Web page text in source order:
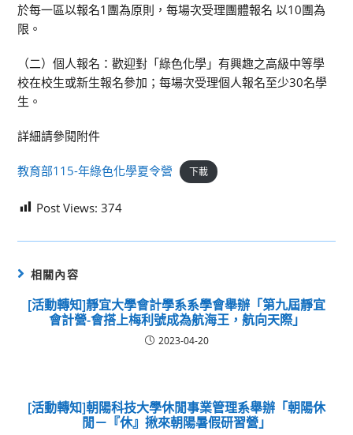
於每一區以報名1團為原則，每場次受理團體報名 以10團為
限。
（二）個人報名：歡迎對「綠色化學」有興趣之高級中等學
校在校生或新生報名參加；每場次受理個人報名至少30名學
生。
詳細請參閱附件
教育部115-年綠色化學夏令營 下載
Post Views: 374
相關內容
[活動轉知]靜宜大學會計學系系學會舉辦「第九屆靜宜
會計營-會搭上梅利號成為航海王，航向天際」
2023-04-20
[活動轉知]朝陽科技大學休閒事業管理系舉辦「朝陽休
閒－『休』揪來朝陽暑假研習營」